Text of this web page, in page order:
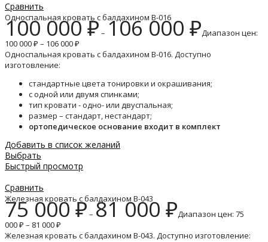
Сравнить
Односпальная кровать с балдахином B-016
100 000₽– 106 000 ₽Диапазон цен:
100 000 ₽ – 106 000 ₽
Односпальная кровать с балдахином B-016. Доступно
изготовление:
стандартные цвета тонировки и окрашивания;
с одной или двумя спинками;
тип кровати - одно- или двуспальная;
размер – стандарт, нестандарт;
ортопедическое основание входит в комплект
Добавить в список желаний
Выбрать
Быстрый просмотр
Сравнить
Железная кровать с балдахином B-043
75 000₽– 81 000 ₽Диапазон цен: 75
000 ₽ – 81 000 ₽
Железная кровать с балдахином B-043. Доступно изготовление: